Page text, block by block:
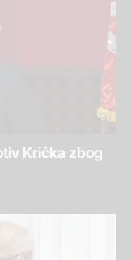
Krička zbog